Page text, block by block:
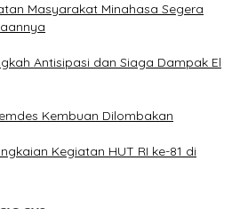
Masyarakat Minahasa Segera
Antisipasi dan Siaga Dampak El
Kembuan Dilombakan
Kegiatan HUT RI ke-81 di